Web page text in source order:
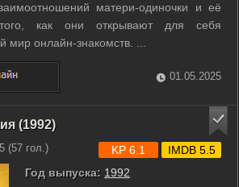
матери-одиночки и её
как они открывают для себя
мир онлайн-знакомств. ...
01.05.2025
(1992)
(57 гол.)
Год выпуска: 1992
KP 6.1 IMDB 5.5